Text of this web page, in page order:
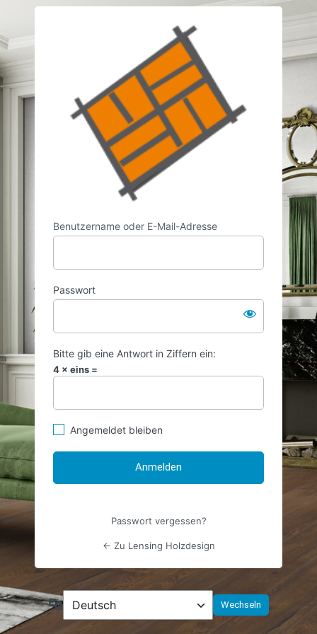
Anmelden
https://
Benutzername oder E-Mail-Adresse
Passwort
Bitte gib eine Antwort in Ziffern ein:
4 × eins =
Angemeldet bleiben
Passwort vergessen?
← Zu Lensing Holzdesign
Sprache